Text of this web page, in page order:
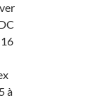
à